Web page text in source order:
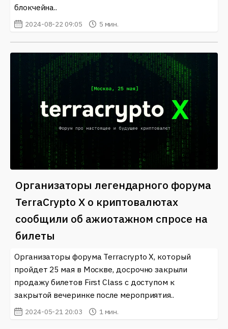
блокчейна..
2024-08-22 09:05 5 мин.
Организаторы легендарного форума
TerraCrypto X о криптовалютах
сообщили об ажиотажном спросе на
билеты
Организаторы форума Terracrypto X, который
пройдет 25 мая в Москве, досрочно закрыли
продажу билетов First Class с доступом к
закрытой вечеринке после мероприятия..
2024-05-21 20:03 1 мин.